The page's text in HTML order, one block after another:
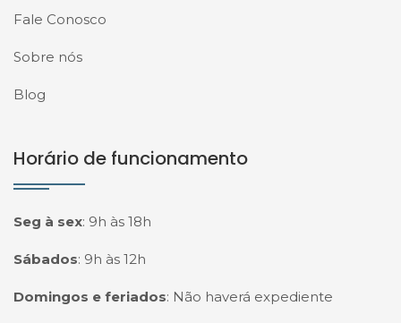
Fale Conosco
Sobre nós
Blog
Horário de funcionamento
Seg à sex: 9h às 18h
Sábados: 9h às 12h
Domingos e feriados: Não haverá expediente